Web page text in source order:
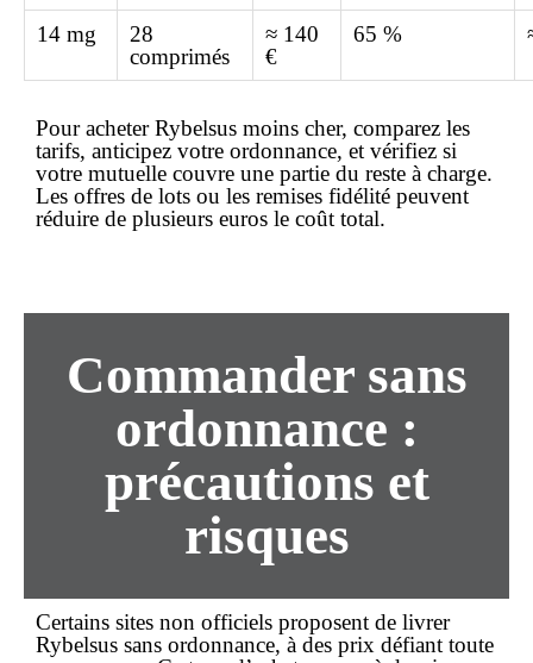
14 mg
28
comprimés
≈ 140
€
65 %
PouracheterRybelsus moins cher, comparez les
tarifs, anticipez votre ordonnance, et vérifiez si
votre mutuelle couvre une partie du reste à charge.
Les offres de lots ou les remises fidélité peuvent
réduire de plusieurs euros le coût total.
Commander sans
ordonnance :
précautions et
risques
Certains sites non officiels proposent de livrer
Rybelsus sans ordonnance, à des prix défiant toute